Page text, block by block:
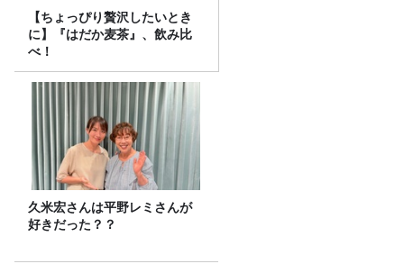
【ちょっぴり贅沢したいとき
に】『はだか麦茶』、飲み比
べ！
久米宏さんは平野レミさんが
好きだった？？